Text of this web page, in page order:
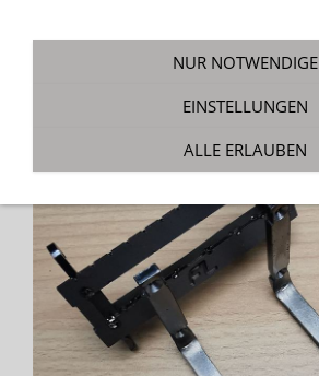
NUR NOTWENDIGE
EINSTELLUNGEN
ALLE ERLAUBEN